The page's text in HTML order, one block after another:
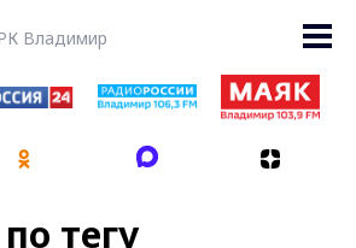
Владимир
тегу